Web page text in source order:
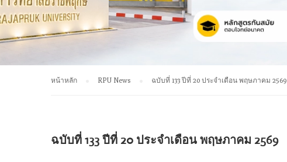
หน้าหลัก RPU News ฉบับที่ 133 ปีที่ 20 ประจำเดือน พฤษภาคม 2569
ฉบับที่ 133 ปีที่ 20 ประจำเดือน พฤษภาคม 2569